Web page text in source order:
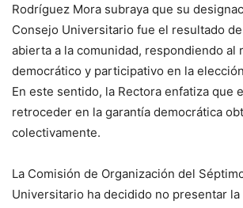
Rodríguez Mora subraya que su
Consejo Universitario fue el resultado
abierta a la comunidad, respondiendo al
democrático y participativo en la
En este sentido, la Rectora enfatiza que
retroceder en la garantía democrática
colectivamente.
La Comisión de Organización del
Universitario ha decidido no presentar